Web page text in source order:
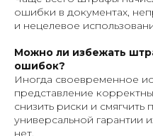
ошибки в документах,
и нецелевое
Можно ли избежать
ошибок?
Иногда своевременное
представление
снизить риски и смягчить
универсальной гарантии
нет.